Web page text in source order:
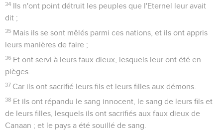
34 Ils n'ont point détruit les peuples que l'Eternel leur avait
dit ;
35 Mais ils se sont mêlés parmi ces nations, et ils ont appris
leurs manières de faire ;
36 Et ont servi à leurs faux dieux, lesquels leur ont été en
pièges.
37 Car ils ont sacrifié leurs fils et leurs filles aux démons.
38 Et ils ont répandu le sang innocent, le sang de leurs fils et
de leurs filles, lesquels ils ont sacrifiés aux faux dieux de
Canaan ; et le pays a été souillé de sang.